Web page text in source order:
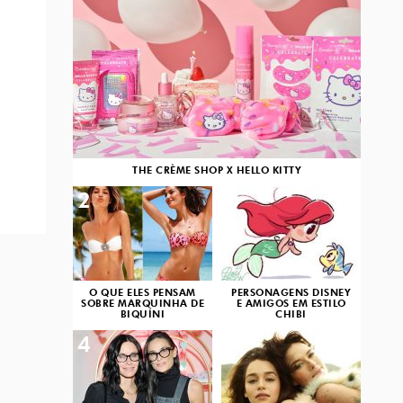
THE CRÈME SHOP X HELLO KITTY
O QUE ELES PENSAM
SOBRE MARQUINHA DE
BIQUÍNI
2
PERSONAGENS DISNEY
E AMIGOS EM ESTILO
CHIBI
3
4